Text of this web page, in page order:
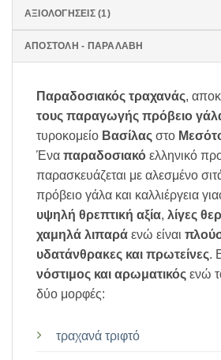
ΑΞΙΟΛΟΓΉΣΕΙΣ (1)
ΑΠΟΣΤΟΛΗ - ΠΑΡΑΛΑΒΗ
Παραδοσιακός τραχανάς,
τους παραγωγής πρόβειο
τυροκομείο Βασίλας στο
Ένα παραδοσιακό ελληνικό
παρασκευάζεται με αλεσμένο
πρόβειο γάλα και καλλιέργεια
υψηλή θρεπτική αξία, λίγες
χαμηλά λιπαρά ενώ είναι
υδατάνθρακες και πρωτείνες.
νόστιμος και αρωματικός ενώ
δύο μορφές:
τραχανά τριφτό